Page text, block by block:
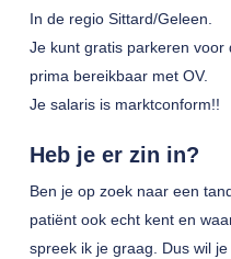
In de regio Sittard/Geleen.
Je kunt gratis parkeren voor
prima bereikbaar met OV.
Je salaris is marktconform!!
Heb je er zin in?
Ben je op zoek naar een
patiënt ook echt kent en
spreek ik je graag. Dus wil